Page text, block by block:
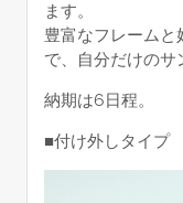
ます。
豊富なフレーム
で、自分だけのサ
納期は6日程。
■付け外しタイプ